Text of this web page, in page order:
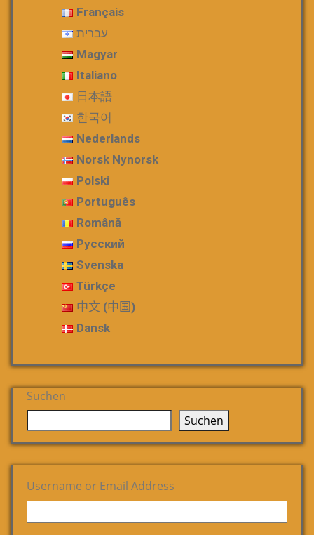
Français
עברית
Magyar
Italiano
日本語
한국어
Nederlands
Norsk Nynorsk
Polski
Português
Română
Русский
Svenska
Türkçe
中文 (中国)
Dansk
Suchen
Suchen
Username or Email Address